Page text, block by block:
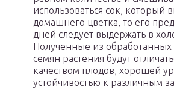
использоваться сок, который
домашнего цветка, то его
дней следует выдержать в
Полученные из обработанных
семян растения будут
качеством плодов, хорошей
устойчивостью к различным